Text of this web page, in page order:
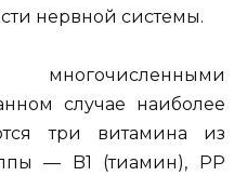
нервной си­стемы.
случае наиболее
три витами­на из
— B1 (тиамин), РР